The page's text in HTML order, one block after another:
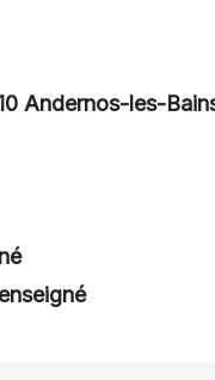
Andernos-les-